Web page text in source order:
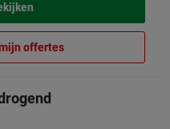
offertes